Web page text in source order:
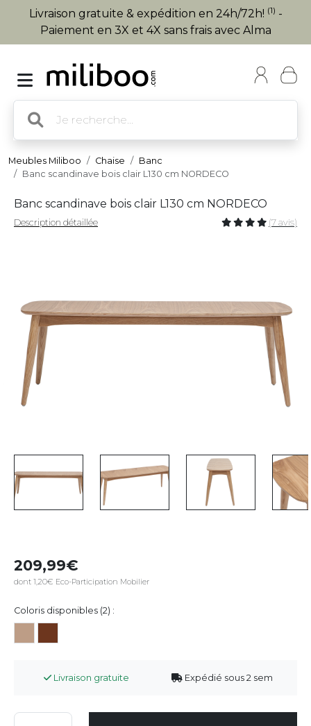
Livraison gratuite & expédition en 24h/72h! (1) -
Paiement en 3X et 4X sans frais avec Alma
Meubles Miliboo Chaise
Banc
Banc scandinave bois clair L130 cm NORDECO
Banc scandinave bois clair L130 cm NORDECO
Description détaillée (7 avis)
209,99
dont 1,20€ Eco-Participation Mobilier
Coloris disponibles (2) :
Livraison gratuite Expédié sous 2 sem